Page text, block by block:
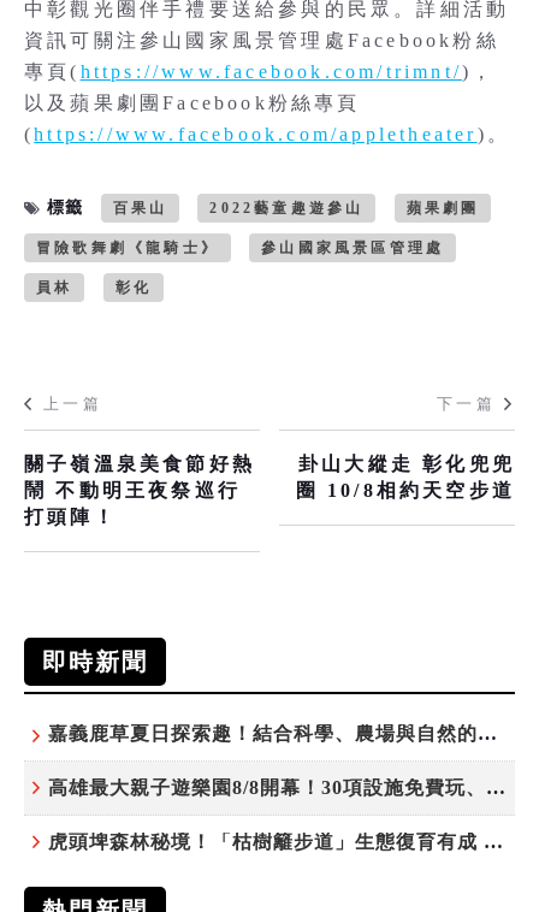
中彰觀光圈伴手禮要送給參與的民眾。詳細活動
資訊可關注參山國家風景管理處Facebook粉絲
專頁( https://www.facebook.com/trimnt/)，
以及蘋果劇團Facebook粉絲專頁
(https://www.facebook.com/appletheater)。
標籤 百果山 2022藝童趣遊參山 蘋果劇團
冒險歌舞劇《龍騎士》 參山國家風景區管理處
員林 彰化
上一篇
關子嶺溫泉美食節好熱
鬧 不動明王夜祭巡行
打頭陣！
下一篇
卦山大縱走 彰化兜兜
圈 10/8相約天空步道
即時新聞
嘉義鹿草夏日探索趣！結合科學、農場與自然的親子小旅行
高雄最大親子遊樂園8/8開幕！30項設施免費玩、YOYO家族嗨翻暑假
虎頭埤森林秘境！「枯樹籬步道」生態復育有成 走進大自然生命教室